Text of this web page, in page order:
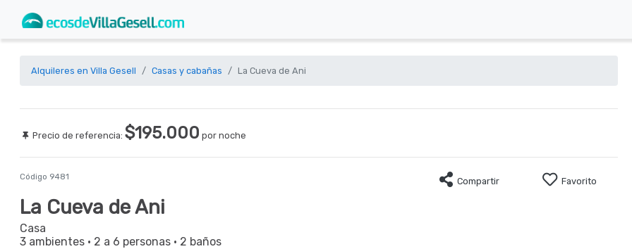
Alquileres en Villa Gesell Casas y cabañas La Cueva de Ani
Precio de referencia: $195.000 por noche
Código 9481 Compartir Favorito
La Cueva de Ani
Casa
3 ambientes · 2 a 6 personas · 2 baños